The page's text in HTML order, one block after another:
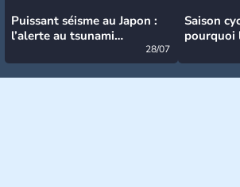
Puissant séisme au Japon :
l’alerte au tsunami
28/07
Saison
pourquoi